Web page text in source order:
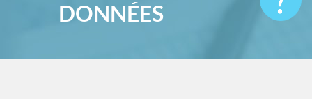
DONNÉES